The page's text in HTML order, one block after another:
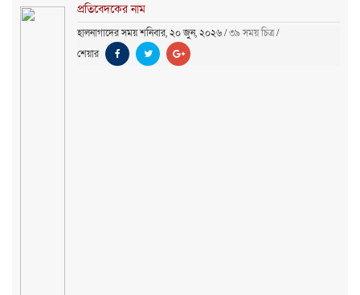
প্রতিবেদকের নাম
হালনাগাদের সময় শনিবার, ২০ জুন, ২০২৬/৩৯ সময় চিত্র/
শেয়ার